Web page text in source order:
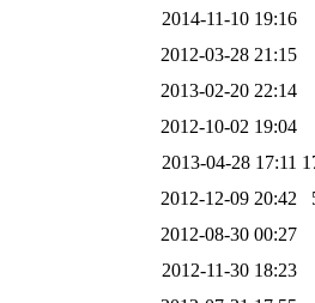
2014-11-10 19:16
2012-03-28 21:15
2013-02-20 22:14
2012-10-02 19:04
2013-04-28 17:11
2012-12-09 20:42
2012-08-30 00:27
2012-11-30 18:23